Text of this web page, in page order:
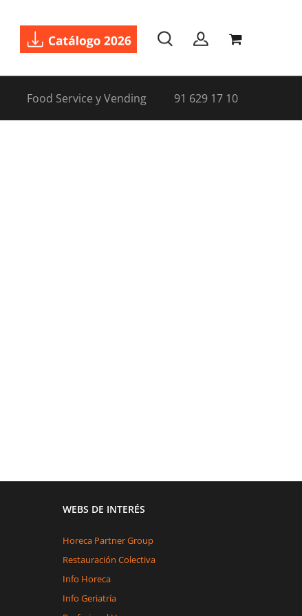
Food Service y Vending 91 629 17 10
WEBS DE INTERÉS
Horeca Partner Group
Restauración Colectiva
Info Horeca
Info Geriatría